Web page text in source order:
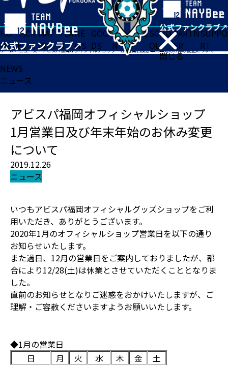
閉じる
HO
ME
TICK
ET
MAT
CH
TEA
M
NE
WS
GOO
DS
FA
N
ACADE
MY
SCHO
OL
PARTN
ER
SUPPO
RT
ホーム>ニュース>アビスパ福岡オフィシャルショップ 1月営業日及び年末年始のお休み変更について
NEWS
ニュース
アビスパ福岡オフィシャルショップ
1月営業日及び年末年始のお休み変更
について
2019.12.26
ニュース
いつもアビスパ福岡オフィシャルグッズショップをご利
用いただき、ありがとうございます。
2020年1月のオフィシャルショップ営業日を以下の通り
お知らせいたします。
また過日、12月の営業日をご案内しておりましたが、都
合により12/28(土)は休業とさせていただくこととなりま
した。
直前のお知らせとなりご迷惑をおかけいたしますが、ご
理解・ご容赦くださいますようお願いいたします。
◆1月の営業日
日
月 火 水 木 金
土